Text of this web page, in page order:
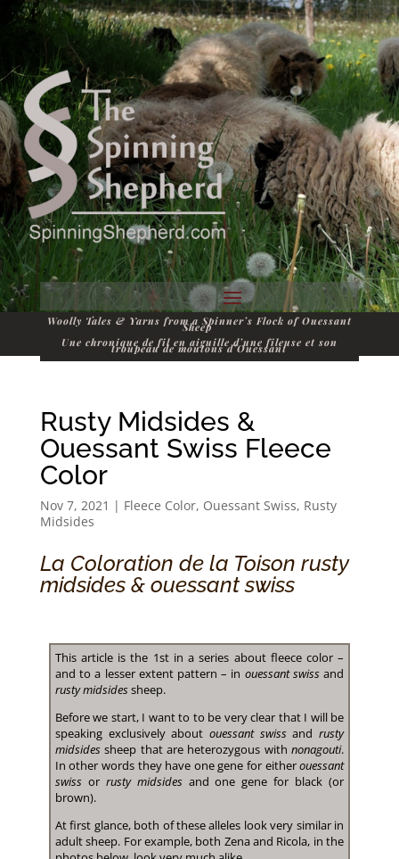
Woolly Tales & Yarns from a Spinner’s Flock of Ouessant
Sheep
Une chronique de fil en aiguille d’une fileuse et son
troupeau de moutons d’Ouessant
Rusty Midsides &
Ouessant Swiss Fleece
Color
Nov 7, 2021 | Fleece Color, Ouessant Swiss, Rusty
Midsides
La Coloration de la Toison rusty
midsides & ouessant swiss
This article is the 1st in a series about fleece color –
and to a lesser extent pattern – in ouessant swissand
rusty midsidessheep.
Before we start, I want to to be very clear that I will be
speaking exclusively about ouessant swissandrusty
midsidessheep that are heterozygous withnonagouti.
In other words they have one gene for eitherouessant
swissor rusty midsidesand one gene for black (or
brown).
At first glance, both of these alleles look very similar in
adult sheep. For example, both Zena and Ricola, in the